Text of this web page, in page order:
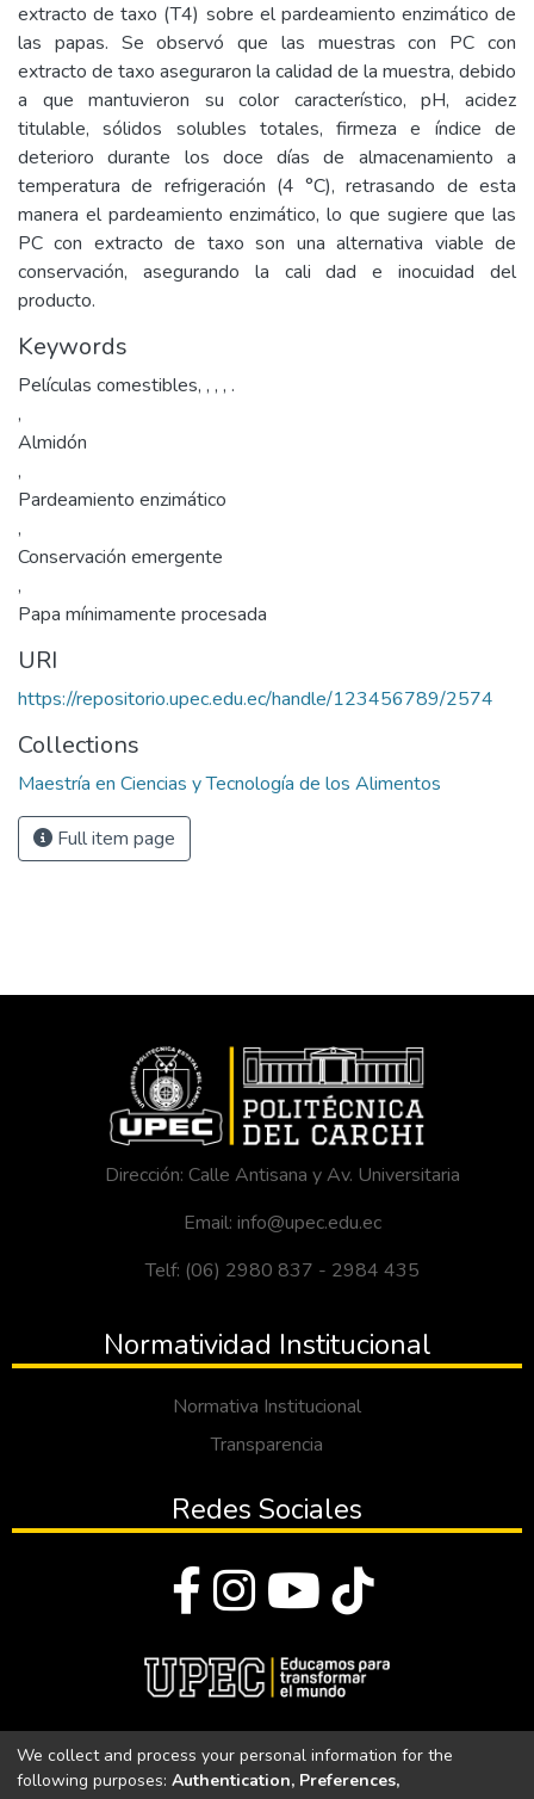
extracto de taxo (T4) sobre el pardeamiento enzimático de
las papas. Se observó que las muestras con PC con
extracto de taxo aseguraron la calidad de la muestra, debido
a que mantuvieron su color característico, pH, acidez
titulable, sólidos solubles totales, firmeza e índice de
deterioro durante los doce días de almacenamiento a
temperatura de refrigeración (4 °C), retrasando de esta
manera el pardeamiento enzimático, lo que sugiere que las
PC con extracto de taxo son una alternativa viable de
conservación, asegurando la cali dad e inocuidad del
producto.
Keywords
Películas comestibles, , , , .
,
Almidón
,
Pardeamiento enzimático
,
Conservación emergente
,
Papa mínimamente procesada
URI
https://repositorio.upec.edu.ec/handle/123456789/2574
Collections
Maestría en Ciencias y Tecnología de los Alimentos
Full item page
Dirección: Calle Antisana y Av. Universitaria
Email: info@upec.edu.ec
Telf: (06) 2980 837 - 2984 435
Normatividad Institucional
Normativa Institucional
Transparencia
Redes Sociales
Universidad Politécnica Estatal del Carchi
We collect and process your personal information for the
following purposes: Authentication, Preferences,